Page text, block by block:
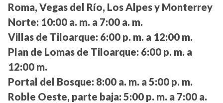
Roma, Vegas del Río, Los Alpes y Monterrey
Norte: 10:00 a. m. a 7:00 a. m.
Villas de Tiloarque: 6:00 p. m. a 12:00 m.
Plan de Lomas de Tiloarque: 6:00 p. m. a
12:00 m.
Portal del Bosque: 8:00 a. m. a 5:00 p. m.
Roble Oeste, parte baja: 5:00 p. m. a 7:00 a.